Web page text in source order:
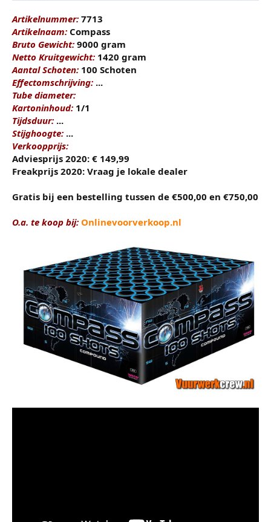
t
e
r
m
Artikelnummer: 7713
Artikelnaam: Compass
Bruto Gewicht: 9000 gram
Netto Kruitgewicht: 1420 gram
Aantal Schoten: 100 Schoten
Effectomschrijving: ...
Tube diameter:
Kartoninhoud: 1/1
Tijdsduur: ...
Stijghoogte: ...
Verkoopprijs:
Adviesprijs 2020: € 149,99
Freakprijs 2020: Vraag je lokale dealer
Gratis bij een bestelling tussen de €500,00 en €750,00
O.a. te koop bij: Onlinevoorverkoop.nl